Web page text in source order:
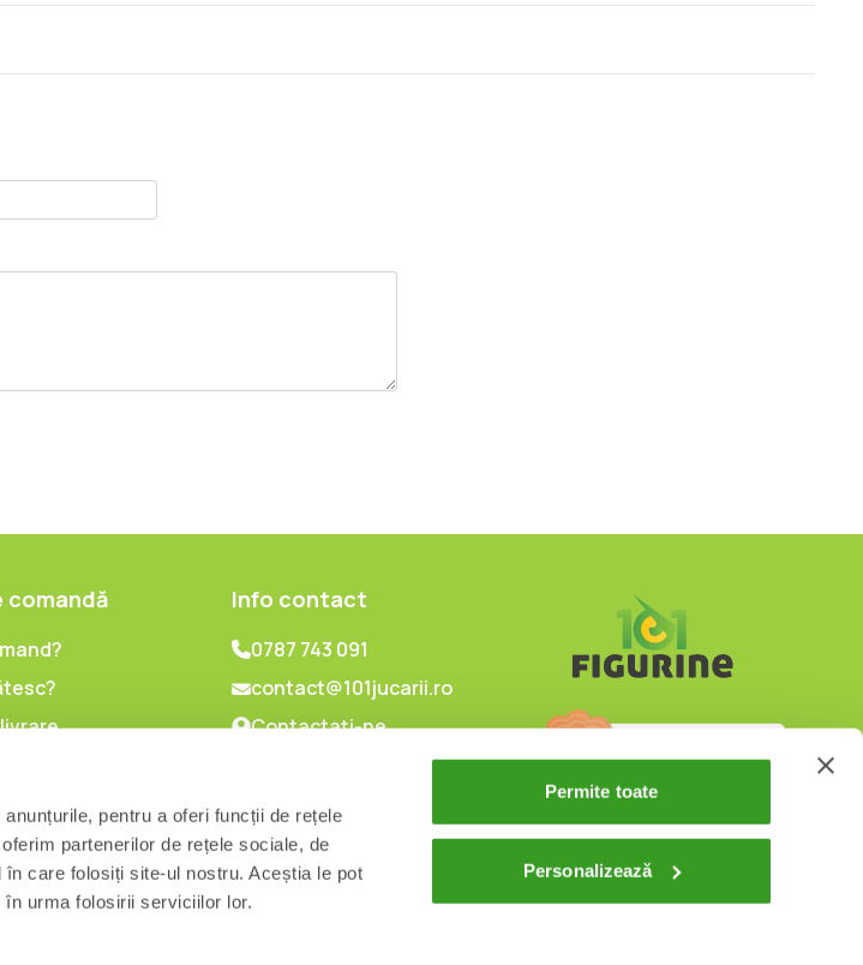
pentru a oferi funcții de rețele
partenerilor de rețele sociale, de
care folosiți site-ul nostru. Aceștia le pot
urma folosirii serviciilor lor.
Permite toate
Personalizează
comandă Info contact
0787 743 091
contact@101jucarii.ro
Contactați-ne